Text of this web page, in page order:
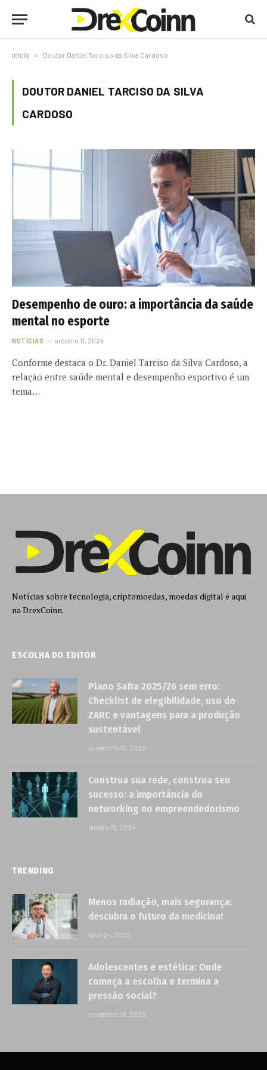
Início » Doutor Daniel Tarciso da Silva Cardoso
DOUTOR DANIEL TARCISO DA SILVA
CARDOSO
Desempenho de ouro: a importância da saúde
mental no esporte
NOTÍCIAS outubro 11, 2024
Conforme destaca o Dr. Daniel Tarciso da Silva Cardoso, a
relação entre saúde mental e desempenho esportivo é um
tema…
Notícias sobre tecnologia, criptomoedas, moedas digital é aqui
na DrexCoinn.
ESCOLHA DO EDITOR
Plano Safra 2025/26 sem erro:
Checklist de elegibilidade, uso do
ZARC e vantagens para a produção
sustentável
novembro 12, 2025
Construa sua rede, construa seu
sucesso: a importância do
networking no empreendedorismo
janeiro 15, 2024
TRENDING
Menos radiação, mais segurança:
descubra o futuro da medicina!
abril 24, 2025
Adolescentes e estética: Onde
começa a escolha e termina a
pressão social?
novembro 18, 2025